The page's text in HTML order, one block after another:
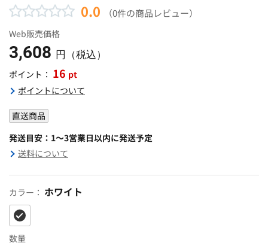
0.0 （0件の商品レビュー）
Web販売価格
3,608 円（税込）
ポイント： 16 pt
ポイントについて
直送商品
発送目安：1～3営業日以内に発送予定
送料について
カラー： ホワイト
数量